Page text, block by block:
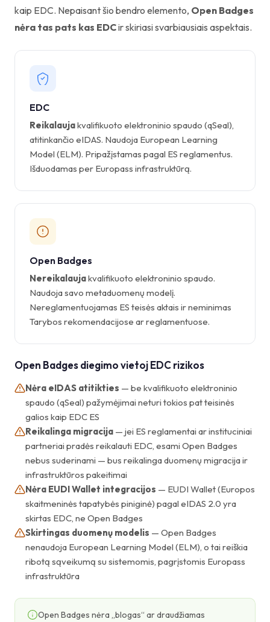
kaip EDC. Nepaisant šio bendro elemento, Open Badges
nėra tas pats kas EDCir skiriasi svarbiausiais aspektais.
EDC
Reikalaujakvalifikuoto elektroninio spaudo (qSeal),
atitinkančio eIDAS. Naudoja European Learning
Model (ELM). Pripažįstamas pagal ES reglamentus.
Išduodamas per Europass infrastruktūrą.
Open Badges
Nereikalaujakvalifikuoto elektroninio spaudo.
Naudoja savo metaduomenų modelį.
Nereglamentuojamas ES teisės aktais ir neminimas
Tarybos rekomendacijose ar reglamentuose.
Open Badges diegimo vietoj EDC rizikos
Nėra eIDAS atitikties — be kvalifikuoto elektroninio
spaudo (qSeal) pažymėjimai neturi tokios pat teisinės
galios kaip EDC ES
Reikalinga migracija — jei ES reglamentai ar instituciniai
partneriai pradės reikalauti EDC, esami Open Badges
nebus suderinami — bus reikalinga duomenų migracija ir
infrastruktūros pakeitimai
Nėra EUDI Wallet integracijos — EUDI Wallet (Europos
skaitmeninės tapatybės piniginė) pagal eIDAS 2.0 yra
skirtas EDC, ne Open Badges
Skirtingas duomenų modelis — Open Badges
nenaudoja European Learning Model (ELM), o tai reiškia
ribotą sąveikumą su sistemomis, pagrįstomis Europass
infrastruktūra
Open Badges nėra „blogas“ ar draudžiamas